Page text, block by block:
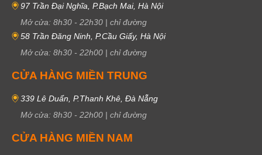
97 Trần Đại Nghĩa, P.Bạch Mai, Hà Nội
Mở cửa: 8h30 - 22h30 | chỉ đường
58 Trần Đăng Ninh, P.Cầu Giấy, Hà Nội
Mở cửa: 8h30 - 22h00 | chỉ đường
CỬA HÀNG MIỀN TRUNG
339 Lê Duẩn, P.Thanh Khê, Đà Nẵng
Mở cửa: 8h30 - 22h00 | chỉ đường
CỬA HÀNG MIỀN NAM